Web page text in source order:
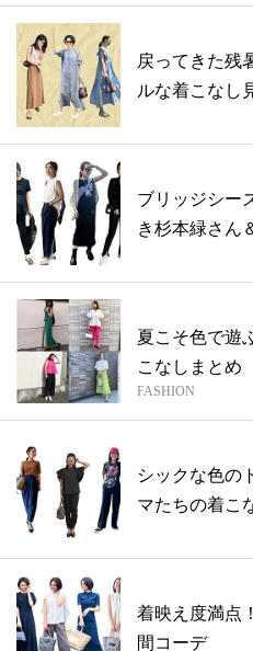
戻ってきた残
ルな着こなし
ブリッジシー
き杉本緑さん
夏こそ色で遊
こなしまとめ
FASHION
シックな色の
マたちの着こ
着映え度満点
間コーデ